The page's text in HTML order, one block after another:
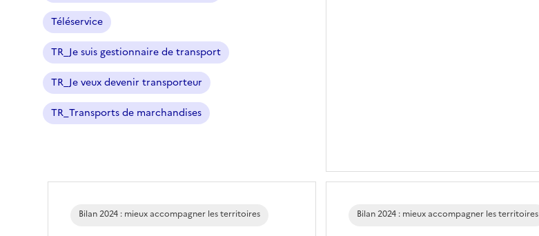
Téléservice
TR_Je suis gestionnaire de transport
TR_Je veux devenir transporteur
TR_Transports de marchandises
Bilan 2024 : mieux accompagner les territoires Bilan 2024 : mieux accompagner les territoires